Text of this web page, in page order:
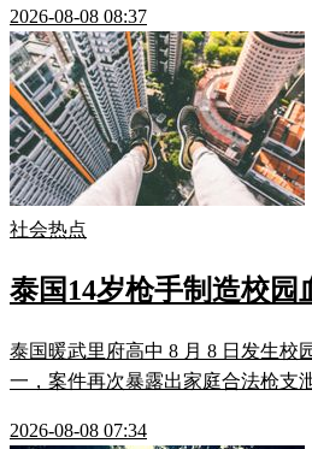
2026-08-08 08:37
社会热点
泰国14岁枪手制造校园
泰国暖武里府高中 8 月 8 日发生校
一，案件再次暴露出家庭合法枪支
2026-08-08 07:34